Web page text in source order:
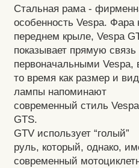
Стальная рама -
особенность Vespa. Фара
переднем крыле, Vespa
показывает прямую связь
первоначальными Vespa,
то время как размер и вид
лампы напоминают
современный стиль Vespa
GTS.
GTV использует “голый”
руль, который, однако,
современный